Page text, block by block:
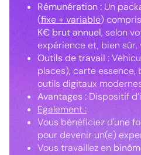
Rémunération : Un
(fixe + variable)
K€ brut annuel, selon
expérience et, bien sûr,
Outils de travail :
places), carte essence,
outils digitaux
Avantages : Dispositif
Egalement :
Vous bénéficiez d'une
pour devenir un(e)
Vous travaillez en